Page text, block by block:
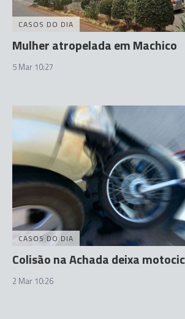
CASOS DO DIA
Mulher atropelada em Machico
5 Mar 10:27
CASOS DO DIA
Colisão na Achada deixa
2 Mar 10:26